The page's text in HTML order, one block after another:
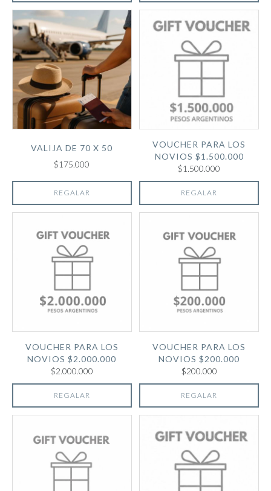
VALIJA DE 70 X 50
$175.000
REGALAR
VOUCHER PARA LOS
NOVIOS $1.500.000
$1.500.000
REGALAR
VOUCHER PARA LOS
NOVIOS $2.000.000
$2.000.000
REGALAR
VOUCHER PARA LOS
NOVIOS $200.000
$200.000
REGALAR